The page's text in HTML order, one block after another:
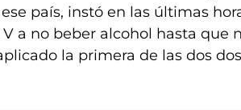
país, instó en las últimas
a no beber alcohol hasta que
la primera de las dos